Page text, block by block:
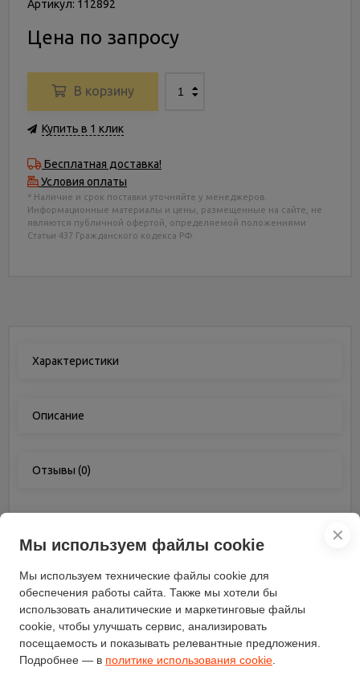
Артикул: 112892
Цена по запросу
В корзину
Купить в 1 клик
Бесплатная доставка!
Условия оплаты
* Наличие и срок поставки уточняйте у менеджеров.
Информационные материалы и цены, размещенные на сайте, не
являются публичной офертой, определяемой положениями
Статьи 437 Гражданского кодекса РФ.
Характеристики
Описание
Отзывы (0)
Характеристики
Показания дисплея
расход калорий, частота
шагания
пользователя (кг)
100
Вес (кг)
6.6
✕
Мы используем файлы cookie
Мы используем технические файлы cookie для
обеспечения работы сайта. Также мы хотели бы
использовать аналитические и маркетинговые файлы
cookie, чтобы улучшать сервис, анализировать
посещаемость и показывать релевантные предложения.
Подробнее — в политике использования cookie